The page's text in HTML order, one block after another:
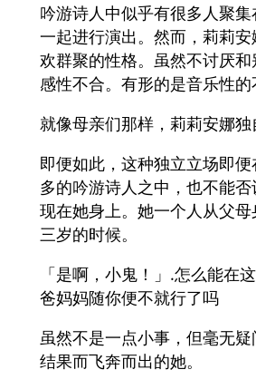
吟游诗人中似乎有很多人聚
一起进行演出。然而，莉莉
欢群聚的性格。虽然不讨厌
感性不合。有形的是音乐性的
就像母亲们那样，莉莉安娜独
即便如此，这种独立立场即
多的吟游诗人之中，也不能
现在她身上。她一个人从父
三岁的时候。
「是啊，小鬼！」.怎么能在
爸妈妈随你便不就行了吗
虽然不是一点小事，但毫无
结果而飞奔而出的她。